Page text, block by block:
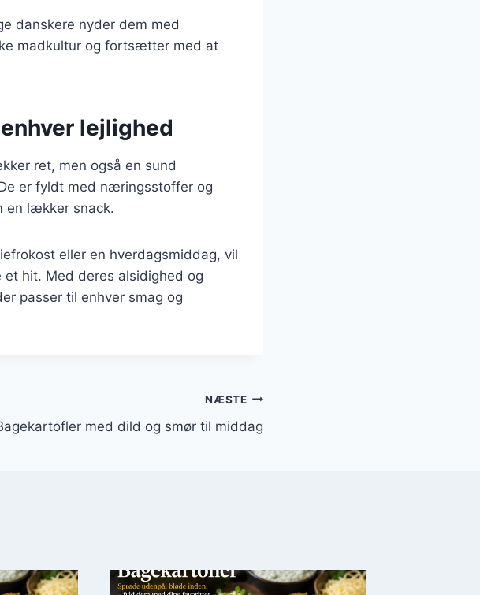
danskere nyder dem med
madkultur og fortsætter med at
lejlighed
ret, men også en sund
er fyldt med næringsstoffer og
en lækker snack.
eller en hverdagsmiddag, vil
hit. Med deres alsidighed og
passer til enhver smag og
NÆSTE
med dild og smør til middag